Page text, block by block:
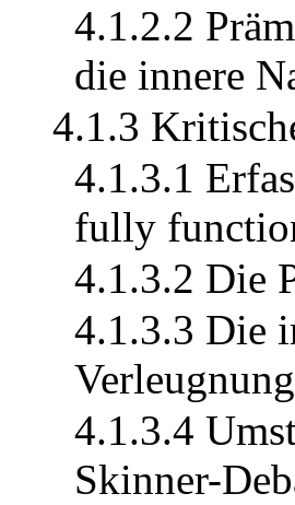
4.1.2.2
die innere
4.1.3
4.1.3.1
fully
4.1.3.2 Die
4.1.3.3 Die
4.1.3.4
Skinner-